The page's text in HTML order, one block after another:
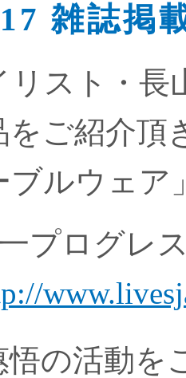
雑誌掲
リスト・長
をご紹介頂
ブルウェア
プログレ
悟の活動